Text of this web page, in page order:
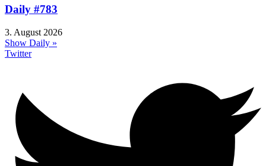
Daily #783
3. August 2026
Show Daily »
Twitter